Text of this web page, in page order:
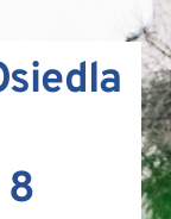
8